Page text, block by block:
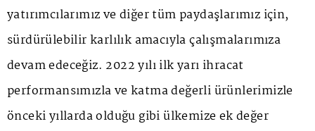
yatırımcılarımız ve diğer tüm paydaşlarımız için,
sürdürülebilir karlılık amacıyla çalışmalarımıza
devam edeceğiz. 2022 yılı ilk yarı ihracat
performansımızla ve katma değerli ürünlerimizle
önceki yıllarda olduğu gibi ülkemize ek değer